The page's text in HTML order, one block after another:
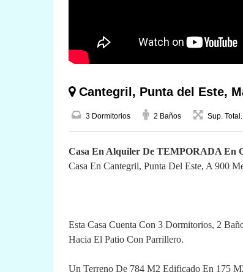
Cantegril, Punta del Este,
3 Dormitorios 2 Baños Sup.
Casa En Alquiler De TEMPORADA En
Casa En Cantegril, Punta Del Este, A 900
Esta Casa Cuenta Con 3 Dormitorios, 2
Hacia El Patio Con Parrillero.
Un Terreno De 784 M2 Edificado En 175